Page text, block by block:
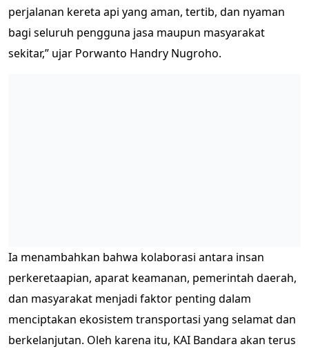
perjalanan kereta api yang aman, tertib, dan nyaman
bagi seluruh pengguna jasa maupun masyarakat
sekitar,” ujar Porwanto Handry Nugroho.
Ia menambahkan bahwa kolaborasi antara insan
perkeretaapian, aparat keamanan, pemerintah daerah,
dan masyarakat menjadi faktor penting dalam
menciptakan ekosistem transportasi yang selamat dan
berkelanjutan. Oleh karena itu, KAI Bandara akan terus